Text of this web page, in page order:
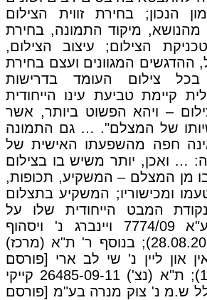
הנכון; בחירת זווית הצילום
מיקוד התמונה, בחירת
הצילום; עיצוב הצילום,
ההדגשים המגוונים ועצם בחירת
בכל צילום העומד בדרישות
קיימת טביעת עינו הייחודית
– ויהא הפשוט ביותר, אשר
של המצלם". … גם התמונה
חפה מהשפעתו האישית של
… ואכן, יותר משיש בו בצילום
מן המצלם – המשקיע, תכופות,
ומכישוריו; המשקיע בתצלום
המבט הייחודית שלו על
המציאות" (ר' רע"א 7774/09 ויינברג נ' ויסהוף
[פורסם בנבו] (28.08.2012); בנוסף ר' ת"א (מרכז)
10 בי. אין און ליין נ' שי לב ארי [פורסם
בנבו] (18.06.2013); ת"א (נצ') 26485-09-11 קייקי
ש.מ נ' צוק מנרה בע"מ [פורסם